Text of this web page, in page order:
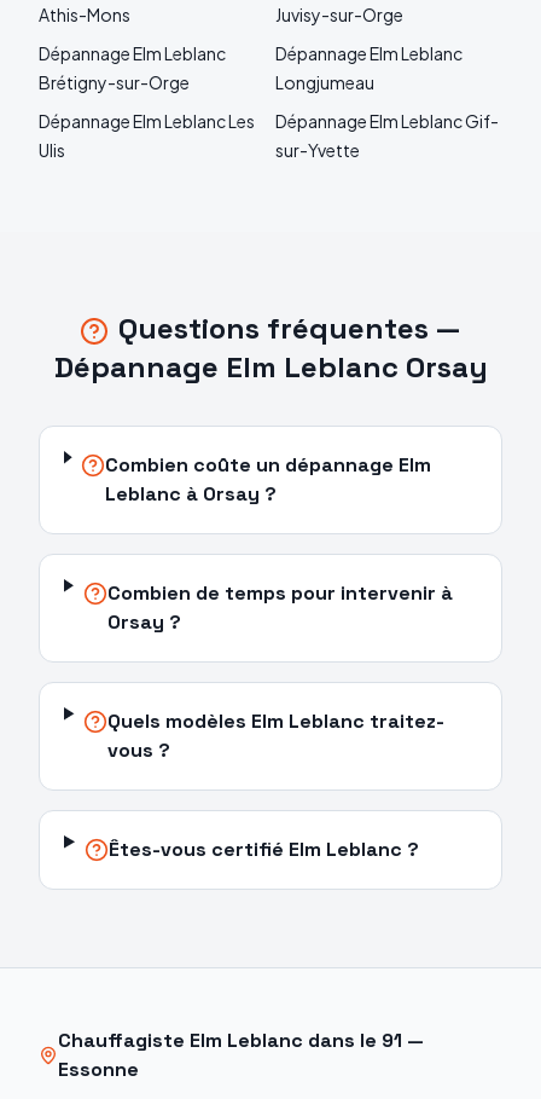
Athis-Mons
Juvisy-sur-Orge
DépannageElm Leblanc
Brétigny-sur-Orge
DépannageElm Leblanc
Longjumeau
DépannageElm LeblancLes
Ulis
DépannageElm LeblancGif-
sur-Yvette
Questions fréquentes —
Dépannage Elm Leblanc Orsay
Combien coûte un dépannage Elm
Leblanc à Orsay ?
Combien de temps pour intervenir à
Orsay ?
Quels modèles Elm Leblanc traitez-
vous ?
Êtes-vous certifié Elm Leblanc ?
Chauffagiste Elm Leblanc dans le 91 —
Essonne